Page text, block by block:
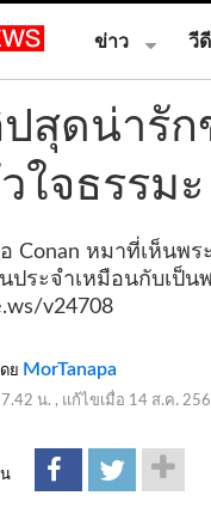
ข่าว วี
สุดน่ารัก
ใจธรรมะ
Conan หมาที่เห็นพ
ประจำเหมือนกับเป็
v24708
ดย MorTanapa
น. , แก้ไขเมื่อ 14 ส.ค.